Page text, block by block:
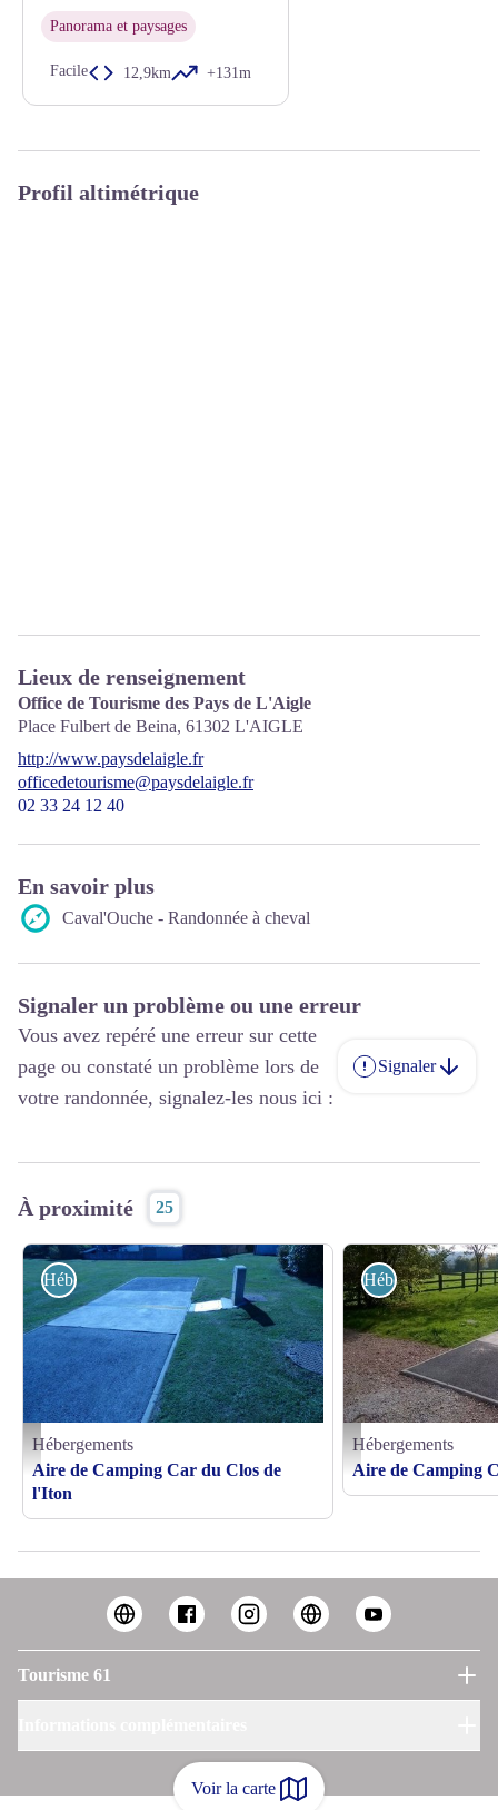
Voir la carte
Panorama et paysages
Facile 12,9km +131m
Profil altimétrique
Lieux de renseignement
Office de Tourisme des Pays de L'Aigle
Place Fulbert de Beina, 61302 L'AIGLE
http://www.paysdelaigle.fr
officedetourisme@paysdelaigle.fr
02 33 24 12 40
En savoir plus
Caval'Ouche - Randonnée à cheval
Signaler un problème ou une erreur
Vous avez repéré une erreur sur cette
page ou constaté un problème lors de
votre randonnée, signalez-les nous ici :
Signaler
À proximité 25
Aire-de-st-ouen-sur-iton - © Mairie
Hébergements
Hébergements
Aire de Camping Car du Clos de
l'Iton
Aire-Moulins-la-Marche -
Hébergements
Hébergements
Aire de Camping
Tourisme 61